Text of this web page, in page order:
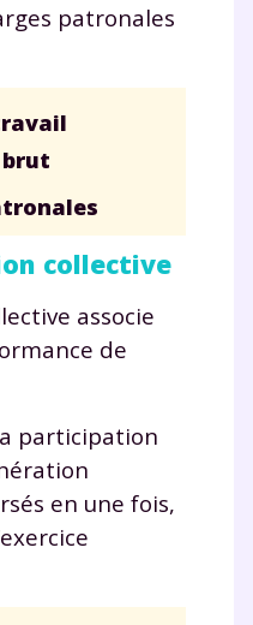
patronales
collective
associe
de
participation
en une fois,